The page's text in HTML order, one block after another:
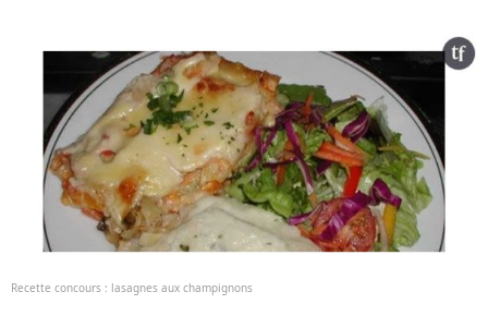
Recette concours : lasagnes aux champignons